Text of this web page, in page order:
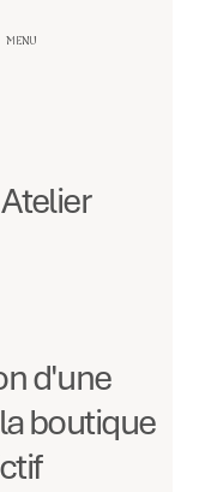
MENU
d'une
boutique